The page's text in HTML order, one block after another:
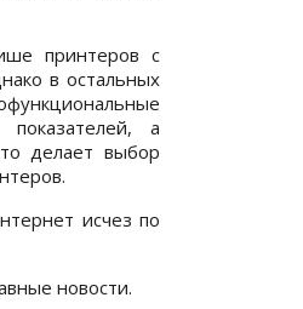
принтеров с
в остальных
а
делает выбор
исчез по
новости.